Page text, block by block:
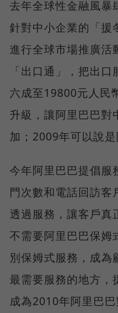
去年全球性金融風暴
針對中小企業的「援
進行全球市場推廣活
「出口通」，把出
六成至19800元人民
升級，讓阿里巴巴對
加；2009年可以說是
今年阿里巴巴提倡服
門次數和電話回訪客
透過服務，讓客戶真
不需要阿里巴巴保姆
別保姆式服務，成為
最需要服務的地方，
成為2010年阿里巴